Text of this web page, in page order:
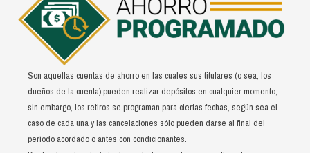
Historia de ACACYPAC de RL
Principios del cooperativismo
Valores del cooperativismo
¿Cómo puedo asociarme?
Afiliación
Cuenta de Aportaciones
Beneficios de ser asociado de ACACYPAC de RL
TASAS DE INTERÉS
AHORROS
Ahorro a la Vista
Cuenta de Ahorros
Ahorro Programado
CREDITOS
Lineas de Credito
OTROS SERVICIOS
Son aquellas cuentas de ahorro en las cuales sus titulares (o sea, los
dueños de la cuenta) pueden realizar depósitos en cualquier momento,
sin embargo, los retiros se programan para ciertas fechas, según sea el
caso de cada una y las cancelaciones sólo pueden darse al final del
período acordado o antes con condicionantes.